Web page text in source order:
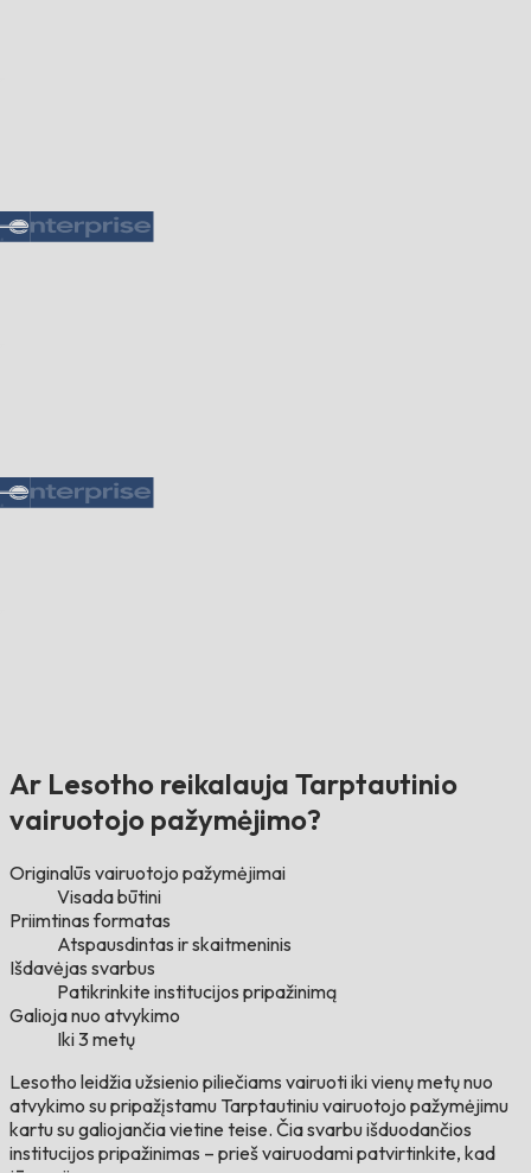
Ar Lesotho reikalauja Tarptautinio
vairuotojo pažymėjimo?
Originalūs vairuotojo pažymėjimai
Visada būtini
Priimtinas formatas
Atspausdintas ir skaitmeninis
Išdavėjas svarbus
Patikrinkite institucijos pripažinimą
Galioja nuo atvykimo
Iki 3 metų
Lesotho leidžia užsienio piliečiams vairuoti iki vienų metų nuo
atvykimo su pripažįstamu Tarptautiniu vairuotojo pažymėjimu
kartu su galiojančia vietine teise. Čia svarbu išduodančios
institucijos pripažinimas – prieš vairuodami patvirtinkite, kad